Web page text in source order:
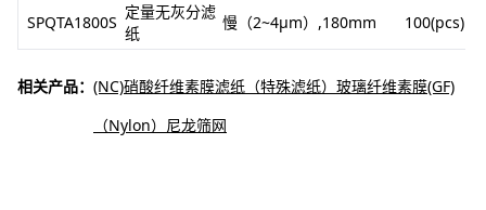
SPQTA1800S
定量无灰分滤
纸
慢（2~4μm）,180mm 100(pcs)
相关产品： (NC)硝酸纤维素膜滤纸（特殊滤纸） 玻璃纤维素膜(GF)
（Nylon）尼龙筛网